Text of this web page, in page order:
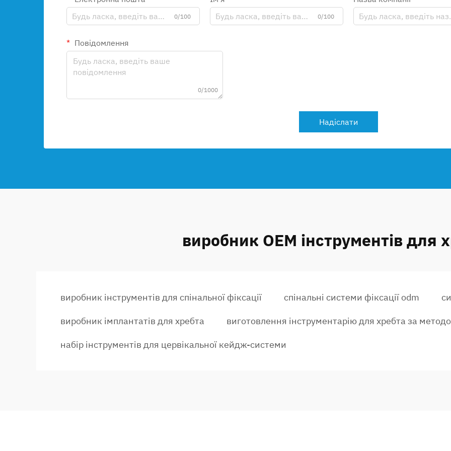
0/100 0/100
Повідомлення
0/1000
Надіслати
виробник OEM інструментів для
виробник інструментів для спінальної фіксації спінальні системи фіксації odm
виробник імплантатів для хребта виготовлення інструментарію для хребта за
набір інструментів для цервікальної кейдж-системи